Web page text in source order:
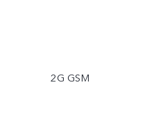
2G GSM